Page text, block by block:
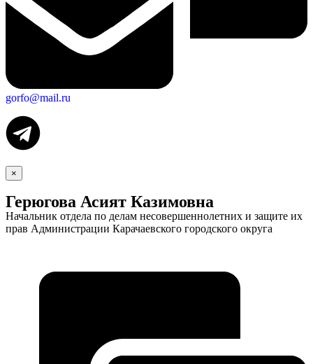
gorfo@mail.ru
×
Герюгова Асият Казимовна
Начальник отдела по делам несовершеннолетних и защите их
прав Администрации Карачаевского городского округа